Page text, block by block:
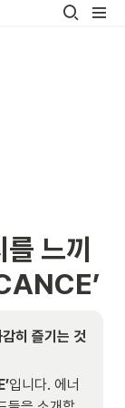
느끼
히 즐기는 것
입니다. 에너